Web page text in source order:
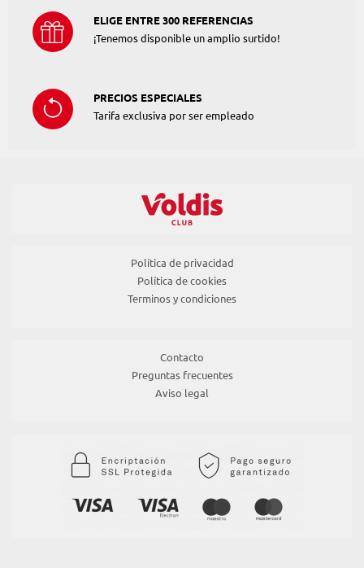
ELIGE ENTRE 300 REFERENCIAS
¡Tenemos disponible un amplio surtido!
PRECIOS ESPECIALES
Tarifa exclusiva por ser empleado
Política de privacidad
Política de cookies
Terminos y condiciones
Contacto
Preguntas frecuentes
Aviso legal